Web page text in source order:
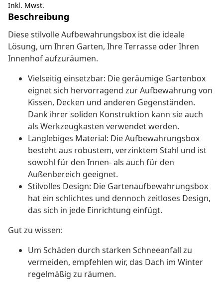
Inkl. Mwst.
Beschreibung
Diese stilvolle Aufbewahrungsbox ist die ideale
Lösung, um Ihren Garten, Ihre Terrasse oder Ihren
Innenhof aufzuräumen.
Vielseitig einsetzbar: Die geräumige Gartenbox
eignet sich hervorragend zur Aufbewahrung von
Kissen, Decken und anderen Gegenständen.
Dank ihrer soliden Konstruktion kann sie auch
als Werkzeugkasten verwendet werden.
Langlebiges Material: Die Aufbewahrungsbox
besteht aus robustem, verzinktem Stahl und ist
sowohl für den Innen- als auch für den
Außenbereich geeignet.
Stilvolles Design: Die Gartenaufbewahrungsbox
hat ein schlichtes und dennoch zeitloses Design,
das sich in jede Einrichtung einfügt.
Gut zu wissen:
Um Schäden durch starken Schneeanfall zu
vermeiden, empfehlen wir, das Dach im Winter
regelmäßig zu räumen.